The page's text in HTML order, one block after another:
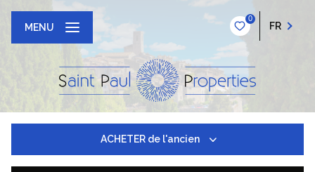
0
FR
MENU
ACHETER de l'ancien